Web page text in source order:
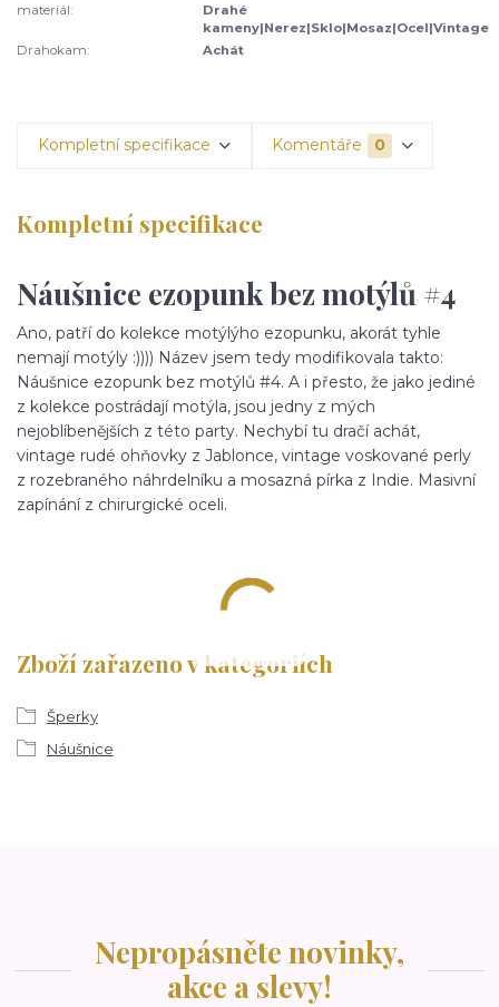
materiál:
Drahé
kameny|Nerez|Sklo|Mosaz|Ocel|Vintage
Drahokam:
Achát
Kompletní specifikace Komentáře 0
Kompletní specifikace
Náušnice ezopunk bez motýlů #4
Ano, patří do kolekce motýlýho ezopunku, akorát tyhle
nemají motýly :)))) Název jsem tedy modifikovala takto:
Náušnice ezopunk bez motýlů #4. A i přesto, že jako jediné
z kolekce postrádají motýla, jsou jedny z mých
nejoblíbenějších z této party. Nechybí tu dračí achát,
vintage rudé ohňovky z Jablonce, vintage voskované perly
z rozebraného náhrdelníku a mosazná pírka z Indie. Masivní
zapínání z chirurgické oceli.
Zboží zařazeno v kategoriích
Šperky
Náušnice
Nepropásněte novinky,
akce a slevy!